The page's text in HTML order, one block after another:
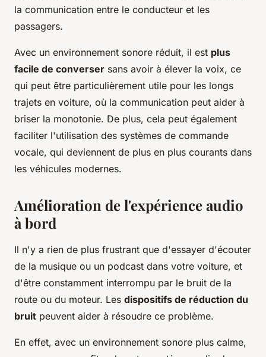
la communication entre le conducteur et les
passagers.
Avec un environnement sonore réduit, il est plus
facile de converser sans avoir à élever la voix, ce
qui peut être particulièrement utile pour les longs
trajets en voiture, où la communication peut aider à
briser la monotonie. De plus, cela peut également
faciliter l'utilisation des systèmes de commande
vocale, qui deviennent de plus en plus courants dans
les véhicules modernes.
Amélioration de l'expérience audio
à bord
Il n'y a rien de plus frustrant que d'essayer d'écouter
de la musique ou un podcast dans votre voiture, et
d'être constamment interrompu par le bruit de la
route ou du moteur. Les dispositifs de réduction du
bruit peuvent aider à résoudre ce problème.
En effet, avec un environnement sonore plus calme,